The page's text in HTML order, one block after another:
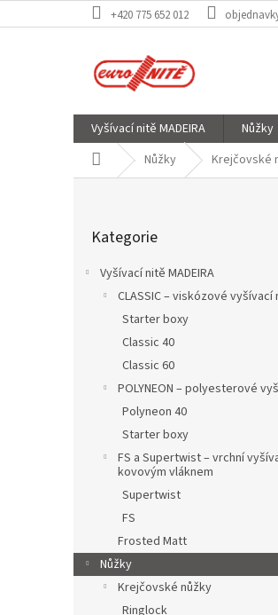
na
+420 775 652 012
Vyšívací nitě MADEIRA Nůžky
Domů Nůžky Krejčovské
kategorie
Kategorie
Vyšívací nitě MADEIRA
CLASSIC – viskózové vyšívací
Starter boxy
Classic 40
Classic 60
POLYNEON – polyesterové
Polyneon 40
Starter boxy
FS a Supertwist – vrchní
kovovým vláknem
Supertwist
FS
Frosted Matt
Nůžky
Krejčovské nůžky
Ringlock